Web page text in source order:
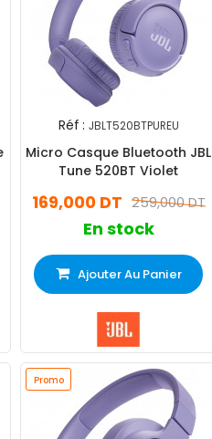
Réf : JBLT520BTPUREU
Micro Casque Bluetooth JBL
Tune 520BT Violet
259,000 DT
169,000 DT
En stock
Ajouter Au Panier
Promo